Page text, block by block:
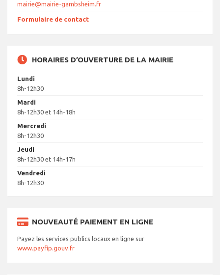
mairie@mairie-gambsheim.fr
Formulaire de contact
HORAIRES D’OUVERTURE DE LA MAIRIE
Lundi
8h-12h30
Mardi
8h-12h30 et 14h-18h
Mercredi
8h-12h30
Jeudi
8h-12h30 et 14h-17h
Vendredi
8h-12h30
NOUVEAUTÉ PAIEMENT EN LIGNE
Payez les services publics locaux en ligne sur
www.payfip.gouv.fr